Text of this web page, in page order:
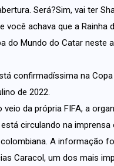
Será?Sim, vai ter
você achava que a Rainha
do Mundo do Catar neste
confirmadíssima na
de 2022.
da própria FIFA, a
circulando na imprensa
A informação
Caracol, um dos mais